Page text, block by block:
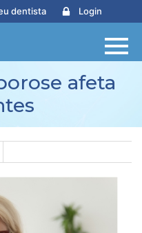
dentista Login
afeta